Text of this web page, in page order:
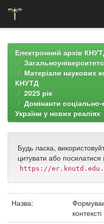
navigationЕлектронний архів
Матеріали наукових
КНУТД
2025 рік
Домінанти
України у нових реаліях
Будь ласка,
цитувати або
https://
Назва: